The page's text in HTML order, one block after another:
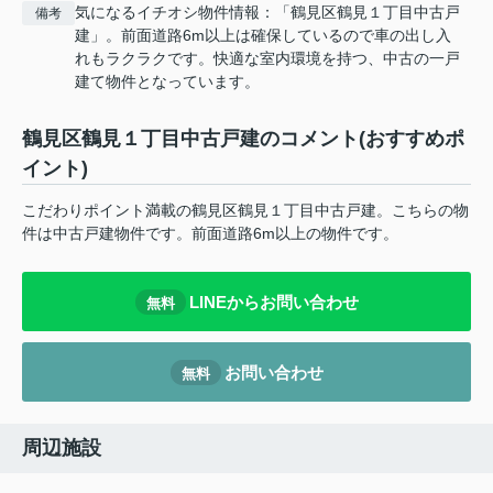
備考
気になるイチオシ物件情報：「鶴見区鶴見１丁目中古戸
建」。前面道路6m以上は確保しているので車の出し入
れもラクラクです。快適な室内環境を持つ、中古の一戸
建て物件となっています。
鶴見区鶴見１丁目中古戸建のコメント(おすすめポ
イント)
こだわりポイント満載の鶴見区鶴見１丁目中古戸建。こちらの物
件は中古戸建物件です。前面道路6m以上の物件です。
無料 LINEからお問い合わせ
無料 お問い合わせ
周辺施設